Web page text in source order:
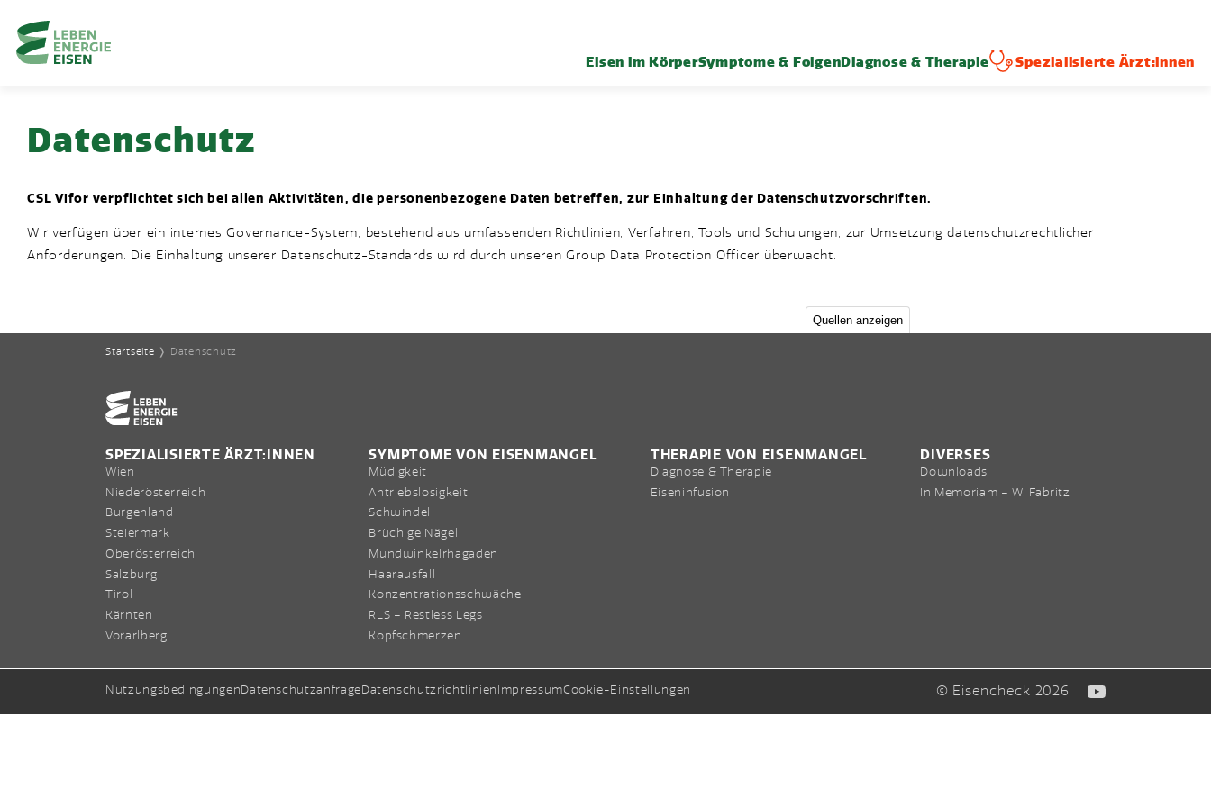
Zum Hauptinhalt springen
Zur Hauptnavigation springen,Accesskey
Home-Eisencheck
Eisen im KörperSymptome & Folgen Diagnose & Therapie Spezialisierte Ärzt:innen
Datenschutz
DATENSCHUTZ
CSL Vifor verpflichtet sich bei allen Aktivitäten, die personenbezogene Daten betreffen, zur Einhaltung der Datenschutzvorschriften.
Wir verfügen über ein internes Governance-System, bestehend aus umfassenden Richtlinien, Verfahren, Tools und Schulungen, zur Umsetzung datenschutzrechtlicher
Anforderungen. Die Einhaltung unserer Datenschutz-Standards wird durch unseren Group Data Protection Officer überwacht.
Startseite ❭ Datenschutz
Home-Eisencheck
SPEZIALISIERTE ÄRZT:INNEN
Wien
Niederösterreich
Burgenland
Steiermark
Oberösterreich
Salzburg
Tirol
Kärnten
Vorarlberg
SYMPTOME VON EISENMANGEL
Müdigkeit
Antriebslosigkeit
Schwindel
Brüchige Nägel
Mundwinkelrhagaden
Haarausfall
Konzentrationsschwäche
RLS – Restless Legs
Kopfschmerzen
THERAPIE VON EISENMANGEL
Diagnose & Therapie
Eiseninfusion
DIVERSES
Downloads
In Memoriam – W. Fabritz
NutzungsbedingungenDatenschutzanfrageDatenschutzrichtlinienImpressumCookie-Einstellungen © Eisencheck 2026